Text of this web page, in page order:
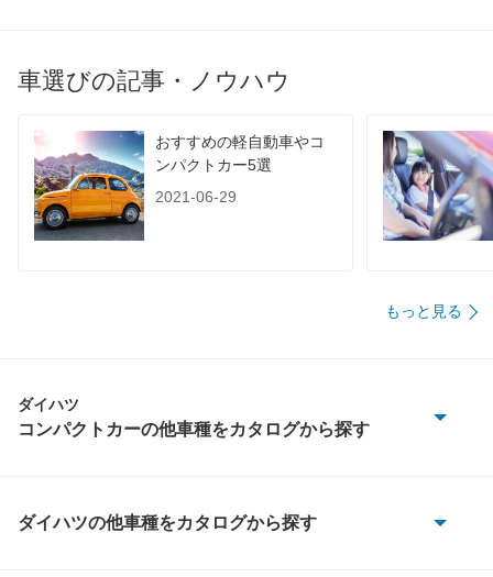
60km定地 -
装備オプション 装備詳細を見る 装備
車選びの記事・ノウハウ
おすすめの軽自動車やコ
ンパクトカー5選
2021-06-29
もっと見る
ダイハツ
コンパクトカーの他車種をカタログから探す
ブーン
ダイハツの他車種をカタログから探す